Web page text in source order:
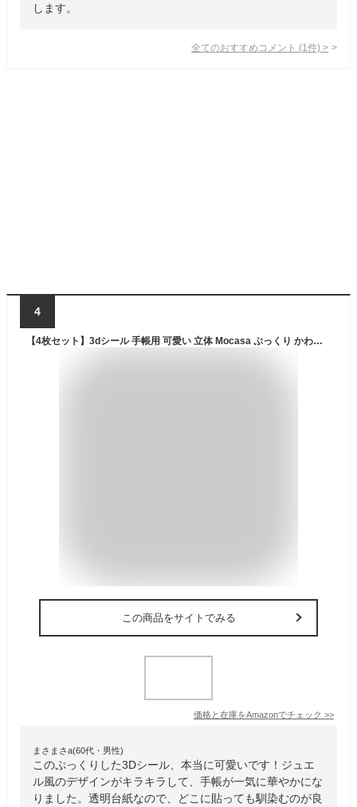
します。
全てのおすすめコメント (1 件) >
4
【4枚セット】3dシール 手帳用 可愛い 立体 Mocasa ぷっくり かわいい ステッカー 手帳 女の子 透明 台紙 用 泡ステッカー ジュエル風 手帳用 diy用 水筒用 携帯電話飾り用 手芸用品 (KW)
この商品をサイトでみる
価格と在庫をAmazonでチェック >>
まさまさa(60代・男性)
このぷっくりした3Dシール、本当に可愛いです！ジュエ
ル風のデザインがキラキラして、手帳が一気に華やかにな
りました。透明台紙なので、どこに貼っても馴染むのが良